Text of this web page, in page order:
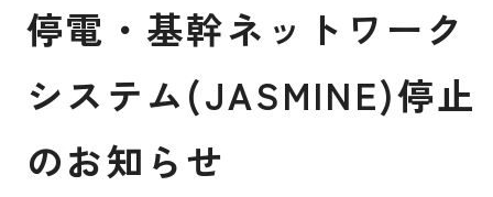
在学生の皆さま
卒業生の皆さま
企業の皆さま
停電 ・ 基幹ネ ッ ト ワ ーク
シス テム(JASMINE)停止
のお知 らせ